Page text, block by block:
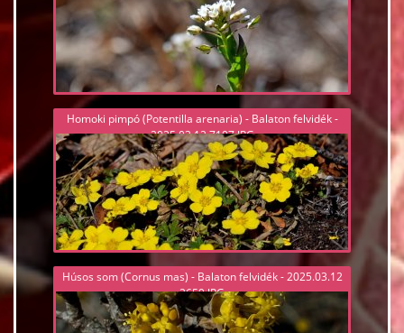
Homoki pimpó (Potentilla arenaria) - Balaton felvidék -
2025.03.12 7107.JPG
Húsos som (Cornus mas) - Balaton felvidék - 2025.03.12
2659.JPG